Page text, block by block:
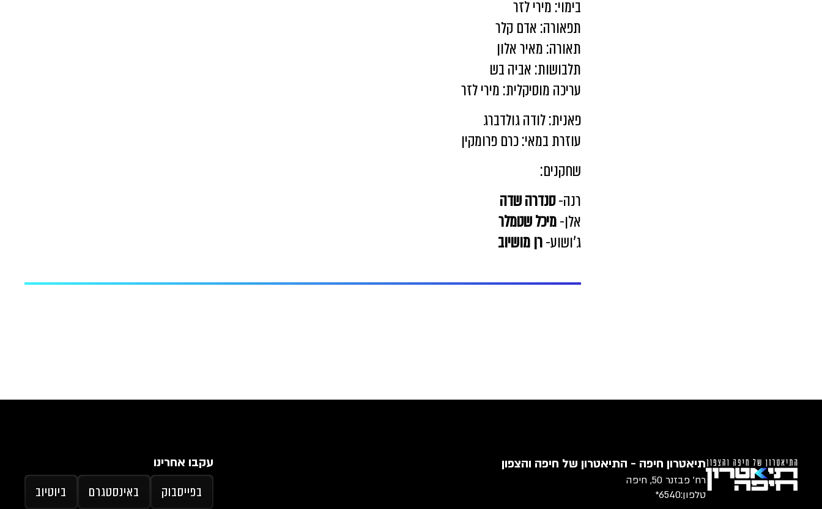
בימוי: מירי לזר
תפאורה: אדם קלר
תאורה: מאיר אלון
תלבושות: אביה בש
עריכה מוסיקלית: מירי לזר
פאנית: לודה גולדברג
עוזרת במאי: כרם פרומקין
שחקנים:
רנה-סנדרה שדה
אלן-מיכל שטמלר
ג'ושוע-רן מושיוב
תיאטרון חיפה - התיאטרון של חיפה והצפון
רח׳ פבזנר 50, חיפה
טלפון:6540*
עקבו אחרינו
בפייסבוק באינסטגרם ביוטיוב